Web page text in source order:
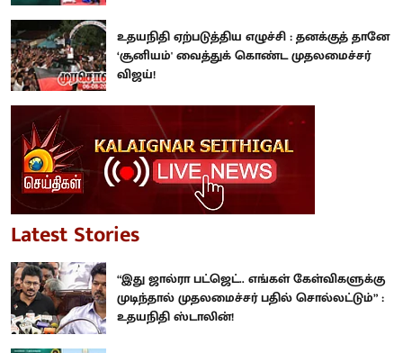
உதயநிதி ஏற்படுத்திய எழுச்சி : தனக்குத் தானே
‘சூனியம்' வைத்துக் கொண்ட முதலமைச்சர்
விஜய்!
Latest Stories
“இது ஜால்ரா பட்ஜெட்.. எங்கள் கேள்விகளுக்கு
முடிந்தால் முதலமைச்சர் பதில் சொல்லட்டும்” :
உதயநிதி ஸ்டாலின்!